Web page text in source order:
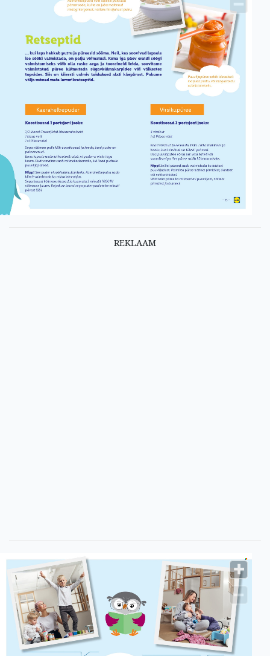
REKLAAM